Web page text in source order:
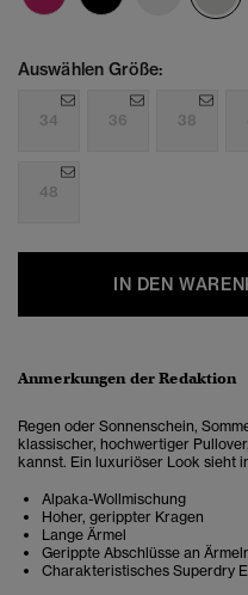
Auswählen Größe:
34 36 38
48
IN DEN
Anmerkungen der Redaktion
Regen oder Sonnenschein,
klassischer, hochwertiger
kannst. Ein luxuriöser Look sieht
Alpaka-Wollmischung
Hoher, gerippter Kragen
Lange Ärmel
Gerippte Abschlüsse an
Charakteristisches Superdry